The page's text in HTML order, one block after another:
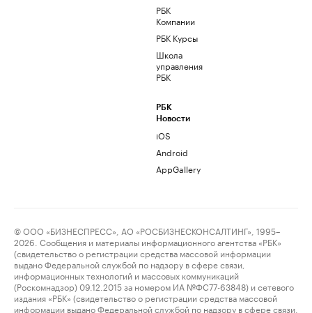
РБК
Компании
РБК Курсы
Школа
управления
РБК
РБК
Новости
iOS
Android
AppGallery
© ООО «БИЗНЕСПРЕСС», АО «РОСБИЗНЕСКОНСАЛТИНГ», 1995–
2026. Сообщения и материалы информационного агентства «РБК»
(свидетельство о регистрации средства массовой информации
выдано Федеральной службой по надзору в сфере связи,
информационных технологий и массовых коммуникаций
(Роскомнадзор) 09.12.2015 за номером ИА №ФС77-63848) и сетевого
издания «РБК» (свидетельство о регистрации средства массовой
информации выдано Федеральной службой по надзору в сфере связи,